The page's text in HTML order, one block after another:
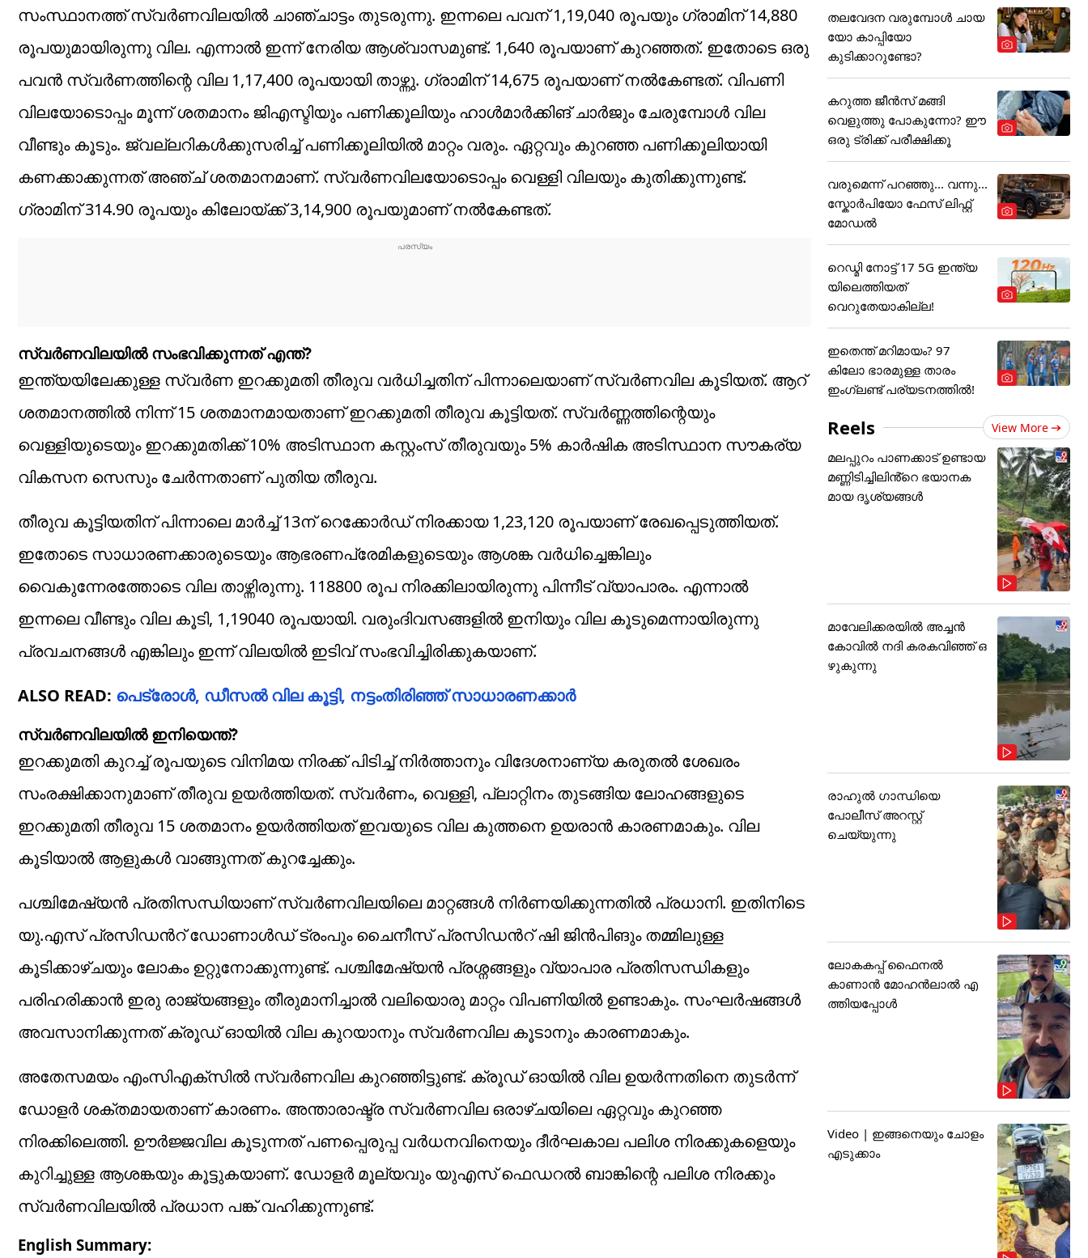
സംസ്ഥാനത്ത് സ്വർണവിലയിൽ ചാഞ്ചാട്ടം തുടരുന്നു. ഇന്നലെ പവന് 1,19,040 രൂപയും ഗ്രാമിന് 14,880
രൂപയുമായിരുന്നു വില. എന്നാൽ ഇന്ന് നേരിയ ആശ്വാസമുണ്ട്. 1,640 രൂപയാണ് കുറഞ്ഞത്. ഇതോടെ ഒരു
പവൻ സ്വർണത്തിന്റെ വില 1,17,400 രൂപയായി താഴ്ന്നു. ഗ്രാമിന് 14,675 രൂപയാണ് നൽകേണ്ടത്. വിപണി
വിലയോടൊപ്പം മൂന്ന് ശതമാനം ജിഎസ്ടിയും പണിക്കൂലിയും ഹാൾമാർക്കിങ് ചാർജും ചേരുമ്പോൾ വില
വീണ്ടും കൂടും. ജ്വല്ലറികൾക്കുസരിച്ച് പണിക്കൂലിയിൽ മാറ്റം വരും. ഏറ്റവും കുറഞ്ഞ പണിക്കൂലിയായി
കണക്കാക്കുന്നത് അഞ്ച് ശതമാനമാണ്. സ്വർണവിലയോടൊപ്പം വെള്ളി വിലയും കുതിക്കുന്നുണ്ട്.
ഗ്രാമിന് 314.90 രൂപയും കിലോയ്ക്ക് 3,14,900 രൂപയുമാണ് നൽകേണ്ടത്.
സ്വർണവിലയിൽ സംഭവിക്കുന്നത് എന്ത്?
ഇന്ത്യയിലേക്കുള്ള സ്വർണ ഇറക്കുമതി തീരുവ വർധിച്ചതിന് പിന്നാലെയാണ് സ്വർണവില കൂടിയത്. ആറ്
ശതമാനത്തിൽ നിന്ന് 15 ശതമാനമായതാണ് ഇറക്കുമതി തീരുവ കൂട്ടിയത്. സ്വർണ്ണത്തിന്റെയും
വെള്ളിയുടെയും ഇറക്കുമതിക്ക് 10% അടിസ്ഥാന കസ്റ്റംസ് തീരുവയും 5% കാർഷിക അടിസ്ഥാന സൗകര്യ
വികസന സെസും ചേർന്നതാണ് പുതിയ തീരുവ.
തീരുവ കൂട്ടിയതിന് പിന്നാലെ മാർച്ച് 13ന് റെക്കോർഡ് നിരക്കായ 1,23,120 രൂപയാണ് രേഖപ്പെടുത്തിയത്.
ഇതോടെ സാധാരണക്കാരുടെയും ആഭരണപ്രേമികളുടെയും ആശങ്ക വർധിച്ചെങ്കിലും
വൈകുന്നേരത്തോടെ വില താഴ്ന്നിരുന്നു. 118800 രൂപ നിരക്കിലായിരുന്നു പിന്നീട് വ്യാപാരം. എന്നാൽ
ഇന്നലെ വീണ്ടും വില കൂടി, 1,19040 രൂപയായി. വരുംദിവസങ്ങളിൽ ഇനിയും വില കൂടുമെന്നായിരുന്നു
പ്രവചനങ്ങൾ എങ്കിലും ഇന്ന് വിലയിൽ ഇടിവ് സംഭവിച്ചിരിക്കുകയാണ്.
ALSO READ: പെട്രോൾ, ഡീസൽ വില കൂട്ടി, നട്ടംതിരിഞ്ഞ് സാധാരണക്കാർ
സ്വർണവിലയിൽ ഇനിയെന്ത്?
ഇറക്കുമതി കുറച്ച് രൂപയുടെ വിനിമയ നിരക്ക് പിടിച്ച് നിർത്താനും വിദേശനാണ്യ കരുതൽ ശേഖരം
സംരക്ഷിക്കാനുമാണ് തീരുവ ഉയർത്തിയത്. സ്വർണം, വെള്ളി, പ്ലാറ്റിനം തുടങ്ങിയ ലോഹങ്ങളുടെ
ഇറക്കുമതി തീരുവ 15 ശതമാനം ഉയർത്തിയത് ഇവയുടെ വില കുത്തനെ ഉയരാൻ കാരണമാകും. വില
കൂടിയാൽ ആളുകൾ വാങ്ങുന്നത് കുറച്ചേക്കും.
പശ്ചിമേഷ്യൻ പ്രതിസന്ധിയാണ് സ്വർണവിലയിലെ മാറ്റങ്ങൾ നിർണയിക്കുന്നതിൽ പ്രധാനി. ഇതിനിടെ
യു.എസ് പ്രസിഡന്‍റ് ഡോണാൾഡ് ട്രംപും ചൈനീസ് പ്രസിഡന്‍റ് ഷി ജിൻപിങും തമ്മിലുള്ള
കൂടിക്കാഴ്ചയും ലോകം ഉറ്റുനോക്കുന്നുണ്ട്. പശ്ചിമേഷ്യൻ പ്രശ്നങ്ങളും വ്യാപാര പ്രതിസന്ധികളും
പരിഹരിക്കാൻ ഇരു രാജ്യങ്ങളും തീരുമാനിച്ചാൽ വലിയൊരു മാറ്റം വിപണിയിൽ ഉണ്ടാകും. സംഘർഷങ്ങൾ
അവസാനിക്കുന്നത് ക്രൂഡ് ഓയിൽ വില കുറയാനും സ്വർണവില കൂടാനും കാരണമാകും.
അതേസമയം എംസിഎക്സിൽ സ്വർണവില കുറഞ്ഞിട്ടുണ്ട്. ക്രൂഡ് ഓയിൽ വില ഉയർന്നതിനെ തുടർന്ന്
ഡോളർ ശക്തമായതാണ് കാരണം. അന്താരാഷ്ട്ര സ്വർണവില ഒരാഴ്ചയിലെ ഏറ്റവും കുറഞ്ഞ
നിരക്കിലെത്തി. ഊർജ്ജവില കൂടുന്നത് പണപ്പെരുപ്പ വർധനവിനെയും ദീർഘകാല പലിശ നിരക്കുകളെയും
കുറിച്ചുള്ള ആശങ്കയും കൂട്ടുകയാണ്. ഡോളർ മൂല്യവും യുഎസ് ഫെഡറൽ ബാങ്കിന്റെ പലിശ നിരക്കും
സ്വർണവിലയിൽ പ്രധാന പങ്ക് വഹിക്കുന്നുണ്ട്.
English Summary:
തലവേദന വരുമ്പോൾ ചായ
യോ കാപ്പിയോ
കുടിക്കാറുണ്ടോ?
കറുത്ത ജീൻസ് മങ്ങി
വെളുത്തു പോകുന്നോ? ഈ
ഒരു ട്രിക്ക് പരീക്ഷിക്കൂ
വരുമെന്ന് പറഞ്ഞു... വന്നു...
സ്കോർപിയോ ഫേസ് ലിഫ്റ്റ്
മോഡൽ
റെഡ്മി നോട്ട് 17 5G ഇന്ത്യ
യിലെത്തിയത്
വെറുതേയാകില്ല!
ഇതെന്ത് മറിമായം? 97
കിലോ ഭാരമുള്ള താരം
ഇംഗ്ലണ്ട് പര്യടനത്തില്‍!
Reels View More
മലപ്പുറം പാണക്കാട് ഉണ്ടായ
മണ്ണിടിച്ചിലിൻ്റെ ഭയാനക
മായ ദൃശ്യങ്ങൾ
മാവേലിക്കരയിൽ അച്ചൻ
കോവിൽ നദി കരകവിഞ്ഞ് ഒ
ഴുകുന്നു
രാഹുൽ ഗാന്ധിയെ
പോലീസ് അറസ്റ്റ്
ചെയ്യുന്നു
ലോകകപ്പ് ഫൈനൽ
കാണാൻ മോഹൻലാൽ എ
ത്തിയപ്പോൾ
Video | ഇങ്ങനെയും ചോളം
എടുക്കാം